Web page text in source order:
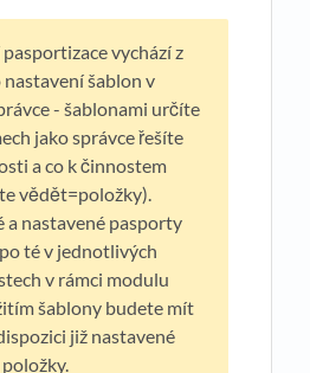
vychází z
šablon v
- šablonami určíte
jako správce řešíte
a co k činnostem
vědět=položky).
a nastavené pasporty
té v jednotlivých
v rámci modulu
šablony budete mít
již nastavené